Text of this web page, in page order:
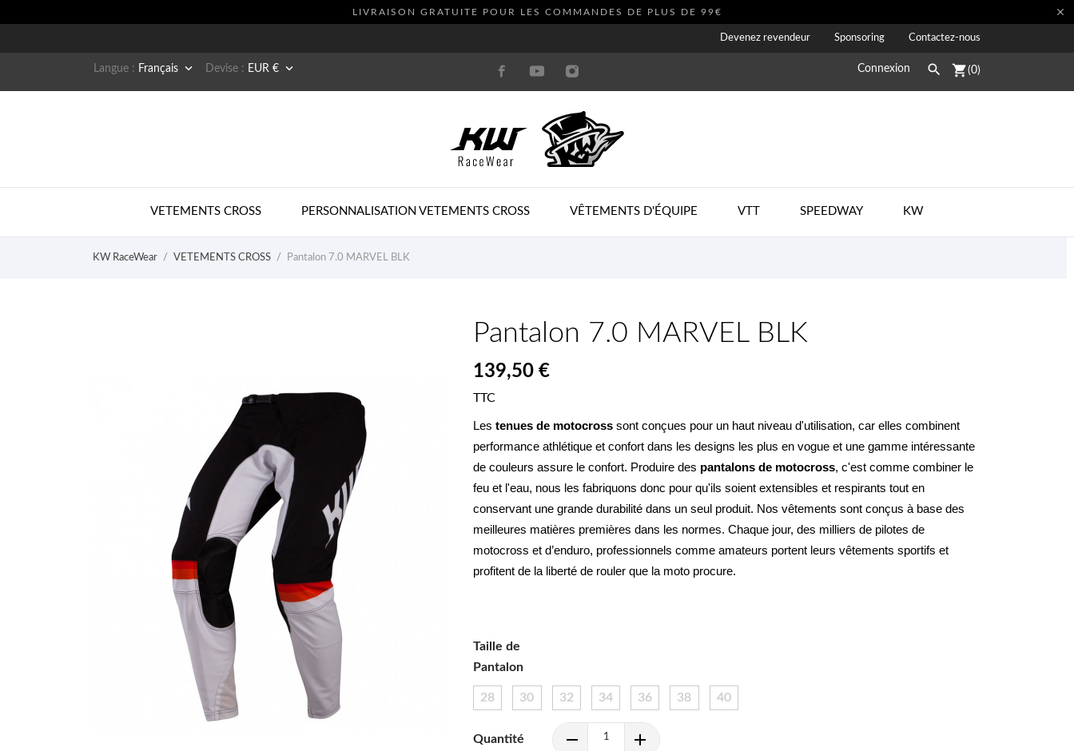
LIVRAISON GRATUITE POUR LES COMMANDES DE PLUS DE 99€ 
Devenez revendeur Sponsoring Contactez-nous
Langue : Français  Devise : EUR €  Connexion  shopping_cart(0)
VETEMENTS CROSS PERSONNALISATION VETEMENTS CROSS VÊTEMENTS D'ÉQUIPE VTT SPEEDWAY KW
KW RaceWear VETEMENTS CROSS Pantalon 7.0 MARVEL BLK
Pantalon 7.0 MARVEL BLK
139,50 €
TTC
Les tenues de motocross sont conçues pour un haut niveau d'utilisation, car elles combinent
performance athlétique et confort dans les designs les plus en vogue et une gamme intéressante
de couleurs assure le confort. Produire des pantalons de motocross, c'est comme combiner le
feu et l'eau, nous les fabriquons donc pour qu'ils soient extensibles et respirants tout en
conservant une grande durabilité dans un seul produit. Nos vêtements sont conçus à base des
meilleures matières premières dans les normes. Chaque jour, des milliers de pilotes de
motocross et d’enduro, professionnels comme amateurs portent leurs vêtements sportifs et
profitent de la liberté de rouler que la moto procure.
Taille de
Pantalon
28 30 32 34 36 38 40
Quantité